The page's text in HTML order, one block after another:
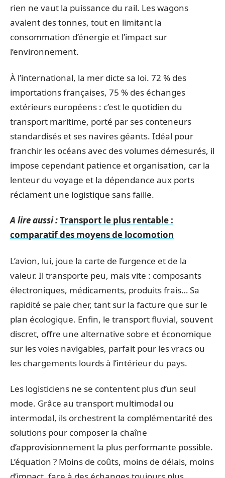
rien ne vaut la puissance du rail. Les wagons
avalent des tonnes, tout en limitant la
consommation d’énergie et l’impact sur
l’environnement.
À l’international, la mer dicte sa loi. 72 % des
importations françaises, 75 % des échanges
extérieurs européens : c’est le quotidien du
transport maritime, porté par ses conteneurs
standardisés et ses navires géants. Idéal pour
franchir les océans avec des volumes démesurés, il
impose cependant patience et organisation, car la
lenteur du voyage et la dépendance aux ports
réclament une logistique sans faille.
A lire aussi :Transport le plus rentable :
comparatif des moyens de locomotion
L’avion, lui, joue la carte de l’urgence et de la
valeur. Il transporte peu, mais vite : composants
électroniques, médicaments, produits frais… Sa
rapidité se paie cher, tant sur la facture que sur le
plan écologique. Enfin, le transport fluvial, souvent
discret, offre une alternative sobre et économique
sur les voies navigables, parfait pour les vracs ou
les chargements lourds à l’intérieur du pays.
Les logisticiens ne se contentent plus d’un seul
mode. Grâce au transport multimodal ou
intermodal, ils orchestrent la complémentarité des
solutions pour composer la chaîne
d’approvisionnement la plus performante possible.
L’équation ? Moins de coûts, moins de délais, moins